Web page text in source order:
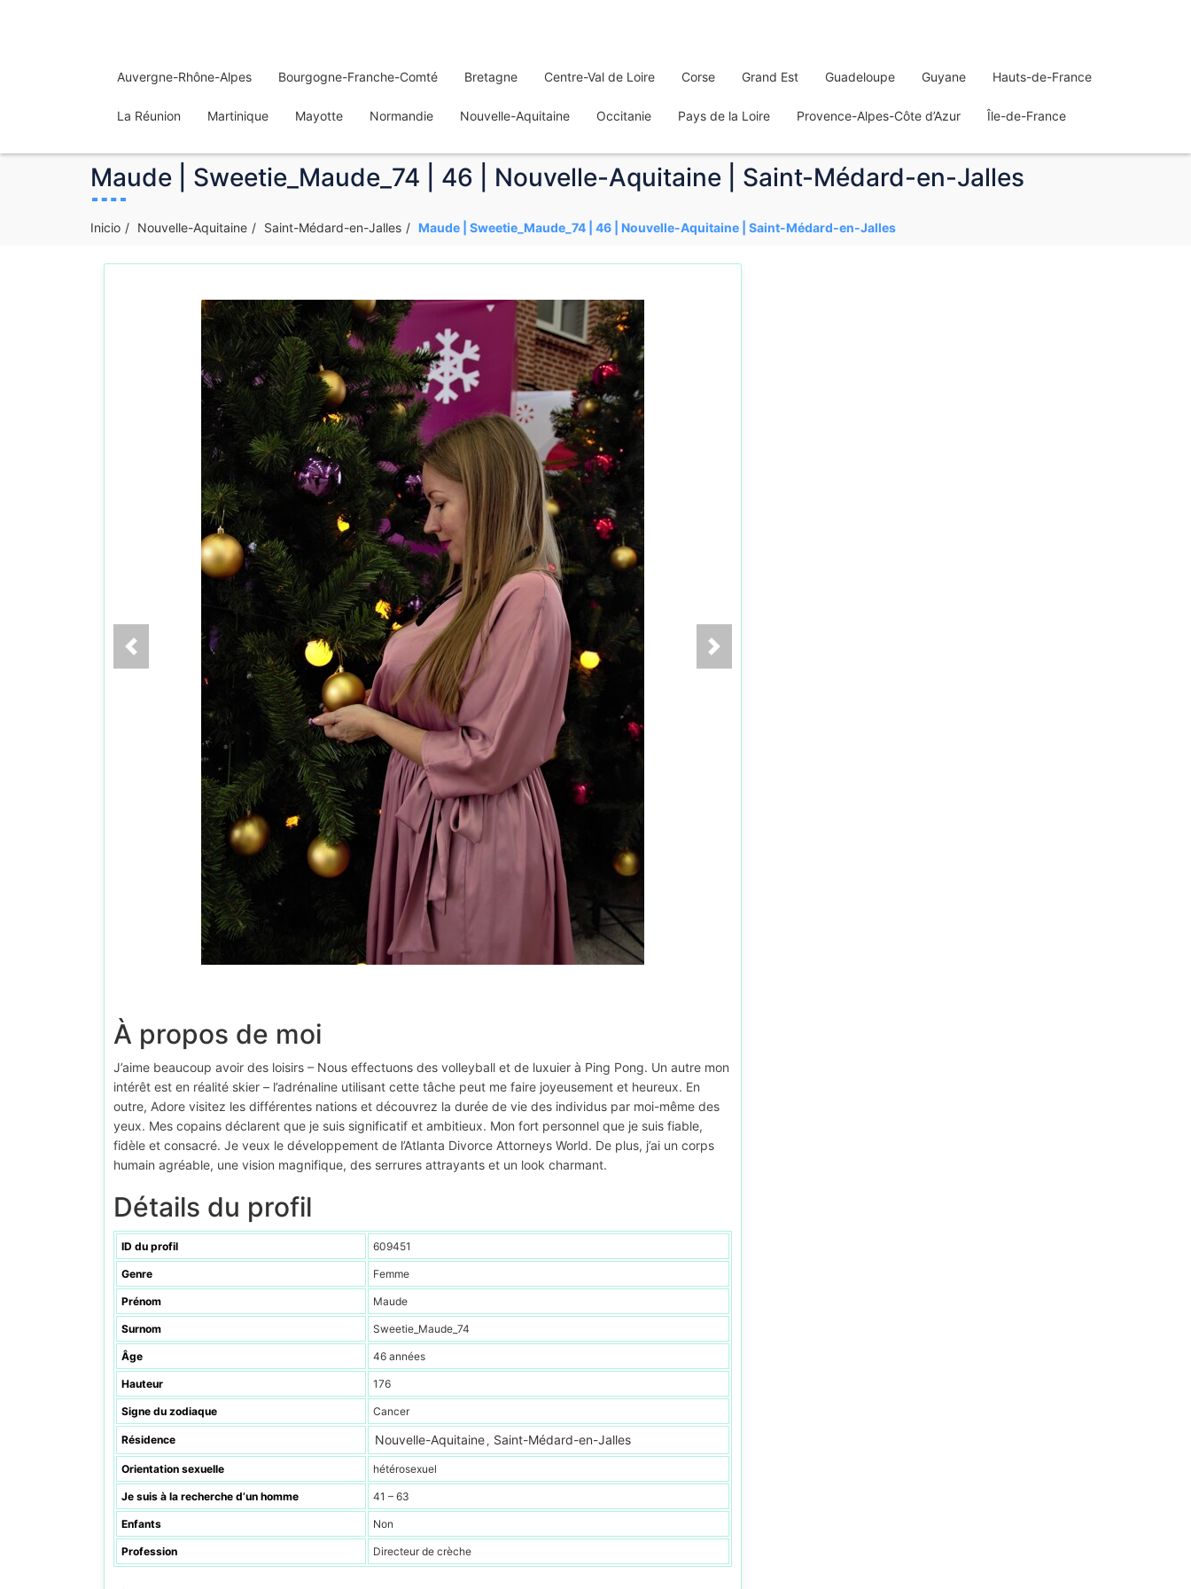
Auvergne-Rhône-Alpes Bourgogne-Franche-Comté Bretagne Centre-Val de Loire Corse Grand Est Guadeloupe Guyane Hauts-de-France
La Réunion Martinique Mayotte Normandie Nouvelle-Aquitaine Occitanie Pays de la Loire Provence-Alpes-Côte d’Azur Île-de-France
Maude | Sweetie_Maude_74 | 46 | Nouvelle-Aquitaine | Saint-Médard-en-Jalles
Inicio Nouvelle-Aquitaine Saint-Médard-en-Jalles Maude | Sweetie_Maude_74 | 46 | Nouvelle-Aquitaine | Saint-Médard-en-Jalles
À propos de moi
J’aime beaucoup avoir des loisirs – Nous effectuons des volleyball et de luxuier à Ping Pong. Un autre mon
intérêt est en réalité skier – l’adrénaline utilisant cette tâche peut me faire joyeusement et heureux. En
outre, Adore visitez les différentes nations et découvrez la durée de vie des individus par moi-même des
yeux. Mes copains déclarent que je suis significatif et ambitieux. Mon fort personnel que je suis fiable,
fidèle et consacré. Je veux le développement de l’Atlanta Divorce Attorneys World. De plus, j’ai un corps
humain agréable, une vision magnifique, des serrures attrayants et un look charmant.
Détails du profil
ID du profil 609451
Genre Femme
Prénom Maude
Surnom Sweetie_Maude_74
Âge 46 années
Hauteur 176
Signe du zodiaque Cancer
Résidence Nouvelle-Aquitaine , Saint-Médard-en-Jalles
Orientation sexuelle hétérosexuel
Je suis à la recherche d’un homme 41 – 63
Enfants Non
Profession Directeur de crèche